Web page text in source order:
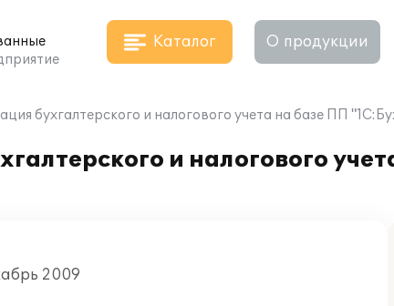
Каталог О продукции
бухгалтерского и налогового учета на базе ПП
и налогового
2009